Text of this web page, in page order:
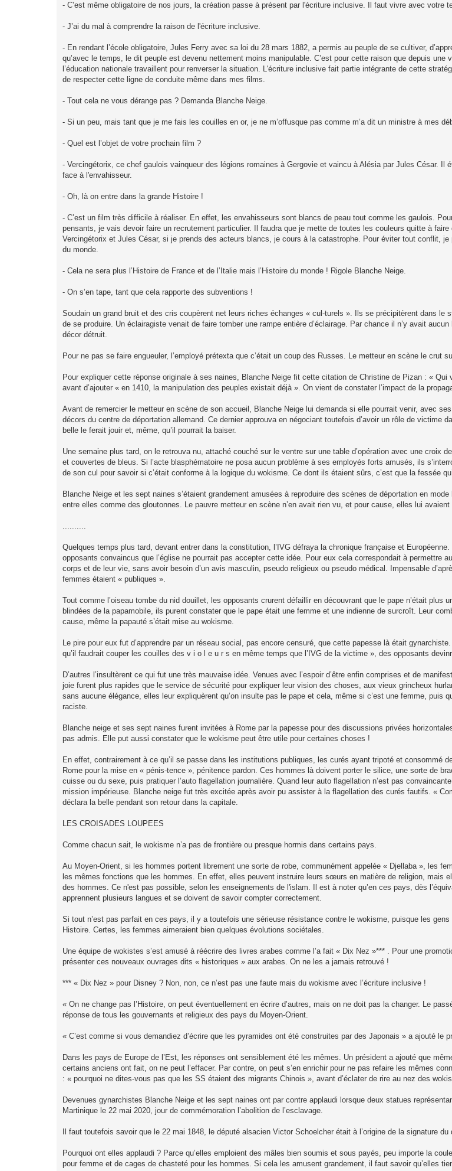
- C’est même obligatoire de nos jours, la création passe à présent par l'écriture inclusive. Il faut vivre avec votre
- J’ai du mal à comprendre la raison de l'écriture inclusive.
- En rendant l’école obligatoire, Jules Ferry avec sa loi du 28 mars 1882, a permis au peuple de se cultiver,
qu’avec le temps, le dit peuple est devenu nettement moins manipulable. C’est pour cette raison que depuis une
l’éducation nationale travaillent pour renverser la situation. L'écriture inclusive fait partie intégrante de cette
de respecter cette ligne de conduite même dans mes films.
- Tout cela ne vous dérange pas ? Demanda Blanche Neige.
- Si un peu, mais tant que je me fais les couilles en or, je ne m’offusque pas comme m’a dit un ministre à mes
- Quel est l’objet de votre prochain film ?
- Vercingétorix, ce chef gaulois vainqueur des légions romaines à Gergovie et vaincu à Alésia par Jules César. Il
face à l'envahisseur.
- Oh, là on entre dans la grande Histoire !
- C’est un film très difficile à réaliser. En effet, les envahisseurs sont blancs de peau tout comme les gaulois.
pensants, je vais devoir faire un recrutement particulier. Il faudra que je mette de toutes les couleurs quitte à
Vercingétorix et Jules César, si je prends des acteurs blancs, je cours à la catastrophe. Pour éviter tout conflit,
du monde.
- Cela ne sera plus l’Histoire de France et de l’Italie mais l’Histoire du monde ! Rigole Blanche Neige.
- On s’en tape, tant que cela rapporte des subventions !
Soudain un grand bruit et des cris coupèrent net leurs riches échanges « cul-turels ». Ils se précipitèrent dans le
de se produire. Un éclairagiste venait de faire tomber une rampe entière d’éclairage. Par chance il n’y avait
décor détruit.
Pour ne pas se faire engueuler, l’employé prétexta que c’était un coup des Russes. Le metteur en scène le crut
Pour expliquer cette réponse originale à ses naines, Blanche Neige fit cette citation de Christine de Pizan : «
avant d’ajouter « en 1410, la manipulation des peuples existait déjà ». On vient de constater l’impact de la
Avant de remercier le metteur en scène de son accueil, Blanche Neige lui demanda si elle pourrait venir, avec
décors du centre de déportation allemand. Ce dernier approuva en négociant toutefois d’avoir un rôle de victime
belle le ferait jouir et, même, qu’il pourrait la baiser.
Une semaine plus tard, on le retrouva nu, attaché couché sur le ventre sur une table d’opération avec une croix
et couvertes de bleus. Si l’acte blasphématoire ne posa aucun problème à ses employés forts amusés, ils
de son cul pour savoir si c’était conforme à la logique du wokisme. Ce dont ils étaient sûrs, c’est que la fessée
Blanche Neige et les sept naines s’étaient grandement amusées à reproduire des scènes de déportation en
entre elles comme des gloutonnes. Le pauvre metteur en scène n’en avait rien vu, et pour cause, elles lui
..........
Quelques temps plus tard, devant entrer dans la constitution, l’IVG défraya la chronique française et
opposants convaincus que l’église ne pourrait pas accepter cette idée. Pour eux cela correspondait à permettre
corps et de leur vie, sans avoir besoin d’un avis masculin, pseudo religieux ou pseudo médical. Impensable
femmes étaient « publiques ».
Tout comme l’oiseau tombe du nid douillet, les opposants crurent défaillir en découvrant que le pape n’était plus
blindées de la papamobile, ils purent constater que le pape était une femme et une indienne de surcroît. Leur
cause, même la papauté s’était mise au wokisme.
Le pire pour eux fut d’apprendre par un réseau social, pas encore censuré, que cette papesse là était
qu’il faudrait couper les couilles des v i o l e u r s en même temps que l’IVG de la victime », des opposants
D’autres l’insultèrent ce qui fut une très mauvaise idée. Venues avec l’espoir d’être enfin comprises et de
joie furent plus rapides que le service de sécurité pour expliquer leur vision des choses, aux vieux grincheux
sans aucune élégance, elles leur expliquèrent qu’on insulte pas le pape et cela, même si c’est une femme, puis
raciste.
Blanche neige et ses sept naines furent invitées à Rome par la papesse pour des discussions privées
pas admis. Elle put aussi constater que le wokisme peut être utile pour certaines choses !
En effet, contrairement à ce qu’il se passe dans les institutions publiques, les curés ayant tripoté et consommé
Rome pour la mise en « pénis-tence », pénitence pardon. Ces hommes là doivent porter le silice, une sorte de
cuisse ou du sexe, puis pratiquer l’auto flagellation journalière. Quand leur auto flagellation n’est pas
mission impérieuse. Blanche neige fut très excitée après avoir pu assister à la flagellation des curés fautifs. «
déclara la belle pendant son retour dans la capitale.
LES CROISADES LOUPEES
Comme chacun sait, le wokisme n’a pas de frontière ou presque hormis dans certains pays.
Au Moyen-Orient, si les hommes portent librement une sorte de robe, communément appelée « Djellaba », les
les mêmes fonctions que les hommes. En effet, elles peuvent instruire leurs sœurs en matière de religion, mais
des hommes. Ce n'est pas possible, selon les enseignements de l'islam. Il est à noter qu’en ces pays, dès
apprennent plusieurs langues et se doivent de savoir compter correctement.
Si tout n’est pas parfait en ces pays, il y a toutefois une sérieuse résistance contre le wokisme, puisque les
Histoire. Certes, les femmes aimeraient bien quelques évolutions sociétales.
Une équipe de wokistes s’est amusé à réécrire des livres arabes comme l’a fait « Dix Nez »*** . Pour une
présenter ces nouveaux ouvrages dits « historiques » aux arabes. On ne les a jamais retrouvé !
*** « Dix Nez » pour Disney ? Non, non, ce n’est pas une faute mais du wokisme avec l’écriture inclusive !
« On ne change pas l’Histoire, on peut éventuellement en écrire d’autres, mais on ne doit pas la changer. Le
réponse de tous les gouvernants et religieux des pays du Moyen-Orient.
« C’est comme si vous demandiez d’écrire que les pyramides ont été construites par des Japonais » a ajouté le
Dans les pays de Europe de l’Est, les réponses ont sensiblement été les mêmes. Un président a ajouté que
certains anciens ont fait, on ne peut l’effacer. Par contre, on peut s’en enrichir pour ne pas refaire les mêmes
: « pourquoi ne dites-vous pas que les SS étaient des migrants Chinois », avant d’éclater de rire au nez des
Devenues gynarchistes Blanche Neige et les sept naines ont par contre applaudi lorsque deux statues
Martinique le 22 mai 2020, jour de commémoration l’abolition de l’esclavage.
Il faut toutefois savoir que le 22 mai 1848, le député alsacien Victor Schoelcher était à l’origine de la signature
Pourquoi ont elles applaudi ? Parce qu’elles emploient des mâles bien soumis et sous payés, peu importe la
pour femme et de cages de chasteté pour les hommes. Si cela les amusent grandement, il faut savoir qu’elles